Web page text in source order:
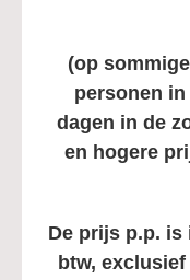
(op
personen in
dagen in de
en hogere
De prijs p.p. is
btw, exclusief